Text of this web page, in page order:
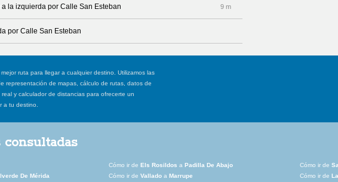
la izquierda por Calle San Esteban 9 m
por Calle San Esteban
ruta para llegar a cualquier destino. Utilizamos las
representación de mapas, cálculo de rutas, datos de
y calculador de distancias para ofrecerte un
a tu destino.
Cómo ir de Els Rosildos a Padilla De Abajo Cómo ir de
De Mérida Cómo ir de Vallado a Marrupe Cómo ir de